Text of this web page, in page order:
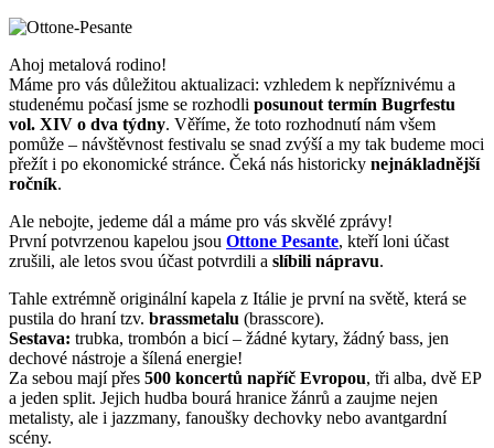
Ahoj metalová rodino!
Máme pro vás důležitou aktualizaci: vzhledem k nepříznivému a
studenému počasí jsme se rozhodli posunout termín Bugrfestu
vol. XIV o dva týdny. Věříme, že toto rozhodnutí nám všem
pomůže – návštěvnost festivalu se snad zvýší a my tak budeme moci
přežít i po ekonomické stránce. Čeká nás historicky nejnákladnější
ročník.
Ale nebojte, jedeme dál a máme pro vás skvělé zprávy!
První potvrzenou kapelou jsou Ottone Pesante, kteří loni účast
zrušili, ale letos svou účast potvrdili a slíbili nápravu.
Tahle extrémně originální kapela z Itálie je první na světě, která se
pustila do hraní tzv. brassmetalu (brasscore).
Sestava: trubka, trombón a bicí – žádné kytary, žádný bass, jen
dechové nástroje a šílená energie!
Za sebou mají přes 500 koncertů napříč Evropou, tři alba, dvě EP
a jeden split. Jejich hudba bourá hranice žánrů a zaujme nejen
metalisty, ale i jazzmany, fanoušky dechovky nebo avantgardní
scény.